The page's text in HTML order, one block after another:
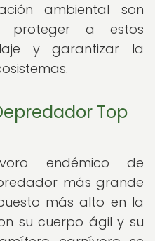
ambiental son
proteger a estos
y garantizar la
Top
endémico de
más grande
más alto en la
su cuerpo ágil y su